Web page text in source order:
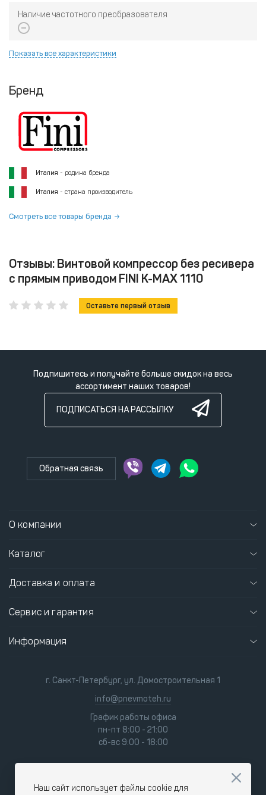
Наличие частотного преобразователя
Показать все характеристики
Бренд
Италия - родина бренда
Италия - страна производитель
Смотреть все товары бренда
Отзывы: Винтовой компрессор без ресивера
с прямым приводом FINI K-MAX 1110
Оставьте первый отзыв
Подпишитесь и получайте больше скидок на весь
ассортимент наших товаров!
ПОДПИСАТЬСЯ НА РАССЫЛКУ
Обратная связь
О компании
Каталог
Доставка и оплата
Сервис и гарантия
Информация
г. Санкт-Петербург, ул. Домостроительная 1
info@pnevmoteh.ru
График работы офиса
пн-пт 8:00 - 21:00
сб-вс 9:00 - 18:00
Наш сайт использует файлы cookie для